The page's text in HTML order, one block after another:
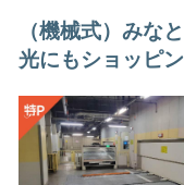
（機械式）みな
光にもショッピ